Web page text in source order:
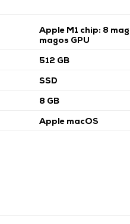
Apple M1 chip: 8
magos GPU
512 GB
SSD
8 GB
Apple macOS